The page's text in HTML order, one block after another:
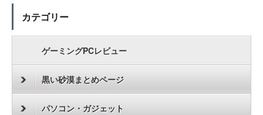
カテゴリー
ゲーミングPCレビュー
黒い砂漠まとめページ
パソコン・ガジェット